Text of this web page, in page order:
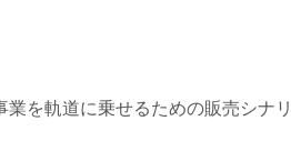
業を軌道に乗せるための販売シナ